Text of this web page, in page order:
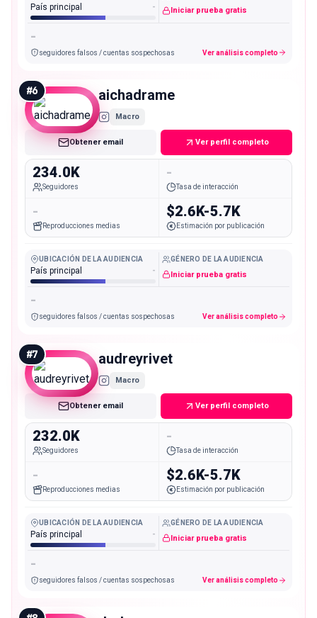
País principal - Iniciar prueba gratis
-
seguidores falsos / cuentas sospechosas Ver análisis completo
#6 aichadrame
Macro
Obtener email Ver perfil completo
234.0K
Seguidores
-
Tasa de interacción
-
Reproducciones medias
$2.6K-5.7K
Estimación por publicación
UBICACIÓN DE LA AUDIENCIA
País principal -
GÉNERO DE LA AUDIENCIA
Iniciar prueba gratis
-
seguidores falsos / cuentas sospechosas Ver análisis completo
#7 audreyrivet
Macro
Obtener email Ver perfil completo
232.0K
Seguidores
-
Tasa de interacción
-
Reproducciones medias
$2.6K-5.7K
Estimación por publicación
UBICACIÓN DE LA AUDIENCIA
País principal -
GÉNERO DE LA AUDIENCIA
Iniciar prueba gratis
-
seguidores falsos / cuentas sospechosas Ver análisis completo